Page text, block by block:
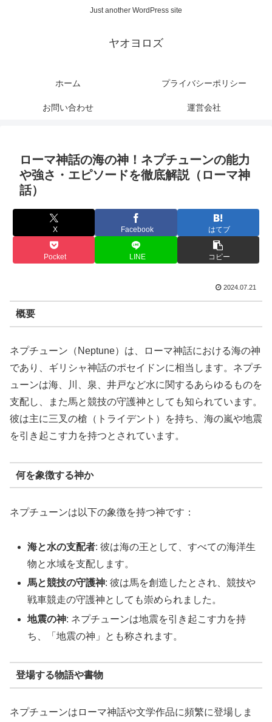
Just another WordPress site
ヤオヨロズ
ホーム プライバシーポリシー
お問い合わせ 運営会社
ローマ神話の海の神！ネプチューンの能力
や強さ・エピソードを徹底解説（ローマ神
話）
X Facebook はてブ
Pocket LINE コピー
2024.07.21
概要
ネプチューン（Neptune）は、ローマ神話における海の神
であり、ギリシャ神話のポセイドンに相当します。ネプチ
ューンは海、川、泉、井戸など水に関するあらゆるものを
支配し、また馬と競技の守護神としても知られています。
彼は主に三叉の槍（トライデント）を持ち、海の嵐や地震
を引き起こす力を持つとされています。
何を象徴する神か
ネプチューンは以下の象徴を持つ神です：
海と水の支配者: 彼は海の王として、すべての海洋生
物と水域を支配します。
馬と競技の守護神: 彼は馬を創造したとされ、競技や
戦車競走の守護神としても崇められました。
地震の神: ネプチューンは地震を引き起こす力を持
ち、「地震の神」とも称されます。
登場する物語や書物
ネプチューンはローマ神話や文学作品に頻繁に登場しま